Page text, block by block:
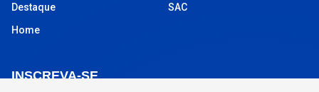
Destaque
Home
SAC
INSCREVA-SE